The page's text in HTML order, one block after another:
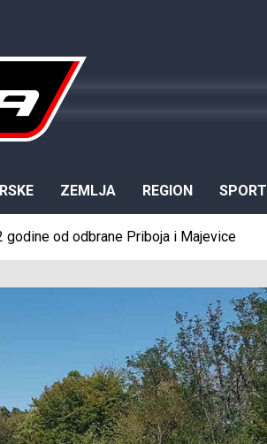
ZEMLJA REGION SPORT
godine od odbrane Priboja i Majevice